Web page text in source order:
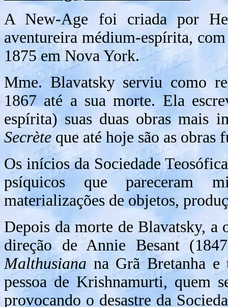
A New-Age foi criada por
aventureira médium-espírita,
1875 em Nova York.
Mme. Blavatsky serviu como
1867 até a sua morte. Ela
espírita) suas duas obras mais
Secrète que até hoje são as obras
Os inícios da Sociedade
psíquicos que pareceram
materializações de objetos,
Depois da morte de Blavatsky, a
direção de Annie Besant
Malthusiana na Grã Bretanha
pessoa de Krishnamurti, quem
provocando o desastre da